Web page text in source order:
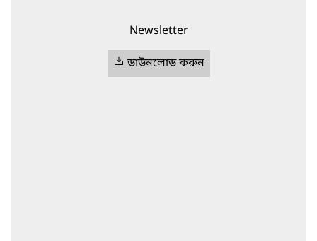
Newsletter
ডাউনলোড করুন